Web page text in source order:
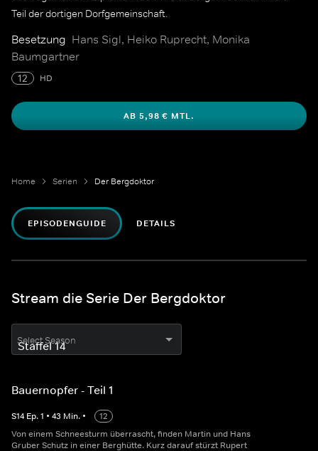
Teil der dortigen Dorfgemeinschaft.
Besetzung Hans Sigl, Heiko Ruprecht, Monika
Baumgartner
12 HD
AB 5,98 € MTL.
Home Serien Der Bergdoktor
EPISODENGUIDE DETAILS
Stream die Serie Der Bergdoktor
Select Season
Bauernopfer - Teil 1
S14 Ep.1 • 43 Min. •
12
Von einem Schneesturm überrascht, finden Martin und Hans
Gruber Schutz in einer Berghütte. Kurz darauf stürzt Rupert